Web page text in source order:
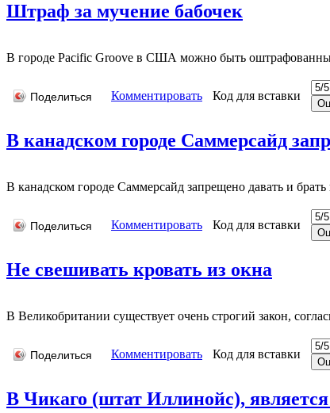
Штраф за мучение бабочек
В городе Pacific Groove в США можно быть
Поделиться Комментировать Код для вставки
В канадском городе Саммерсайд
В канадском городе Саммерсайд запрещено давать и брать
Поделиться Комментировать Код для вставки
Не свешивать кровать из окна
В Великобритании существует очень строгий закон,
Поделиться Комментировать Код для вставки
В Чикаго (штат Иллинойс),